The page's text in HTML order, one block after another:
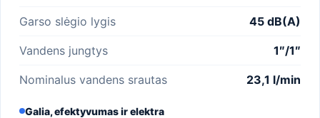
Garso slėgio lygis 45 dB(A)
Vandens jungtys 1″/1″
Nominalus vandens srautas 23,1 l/min
Galia, efektyvumas ir elektra